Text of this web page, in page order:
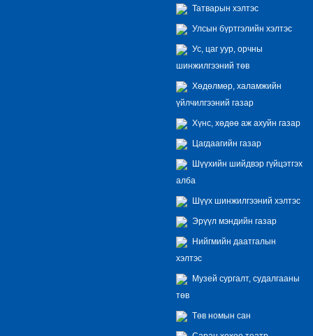
Татварын хэлтэс
Улсын бүртгэлийн хэлтэс
Ус, цаг уур, орчны
шинжилгээний төв
Хөдөлмөр, халамжийн
үйлчилгээний газар
Хүнс, хөдөө аж ахуйн газар
Цагдаагийн газар
Шүүхийн шийдвэр гүйцэтгэх
алба
Шүүх шинжилгээний хэлтэс
Эрүүл мэндийн газар
Нийгмийн даатгалын
хэлтэс
Музей сургалт, судалгааны
төв
Төв номын сан